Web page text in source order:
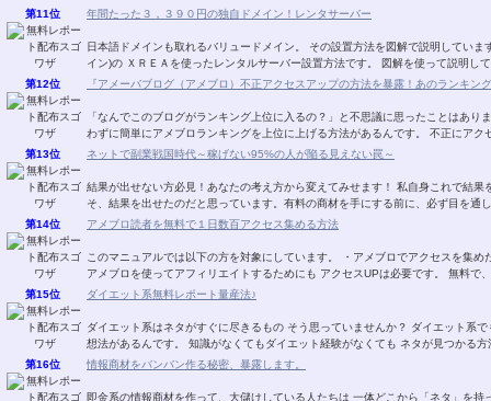
第11位
年間たった３，３９０円の独自ドメイン！レンタサーバー
日本語ドメインも取れるバリュードメイン。 その設置方法を図解で説明しています。 ＶＡＬＵＥ－ＤＯＭＡＩＮ．ＣＯＭ(バリュ
イン)の ＸＲＥＡを使ったレンタルサーバー設置
第12位
『アメーバブログ（アメブロ）不正アクセスアップの方法を暴露！あのランキン
「なんでこのブログがランキング上位に入るの？」と不思議に思ったことはありませんか？ 実は、トラフィックエクスチ
わずに簡単にアメブロランキ
第13位
ネットで副業戦国時代～稼げない95%の人が陥る見えない罠～
結果が出せない方必見！あなたの考え方から変えてみせます！ 私自身これで結果を出し、このレポートの内容を自分の物にできたからこ
そ、結果を出せたのだと思っています。有料の商材を手にする前に、必ず目を通
第14位
アメブロ読者を無料で１日数百アクセス集める方法
このマニュアルでは以下の方を対象にしています。 ・アメブロでアクセスを集めたい。 ・集めたいけど、有料ツールは使いたくない。
アメブロを使ってアフィリエイトするためにも アク
第15位
ダイエット系無料レポート量産法♪
ダイエット系はネタがすぐに尽きるもの そう思っていませんか？ ダイエット系でも 無料レポートに書くネタが 次から次へと湧き出る発
想法があるんです。 知識がなくてもダイエット経験がなくても ネタが見つ
第16位
情報商材をバンバン作る秘密、暴露します。
即金系の情報商材を作って、大儲けしている人たちは 一体どこから「ネタ」を持ってきているのか？ その秘密を知りたくありません